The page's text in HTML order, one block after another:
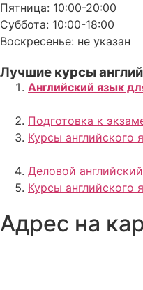
Пятница: 10:00-20:00
Суббота: 10:00-18:00
Воскресенье: не указан
Лучшие курсы
Английский язык
Подготовка к
Курсы английского
Деловой
Курсы английского
Адрес на